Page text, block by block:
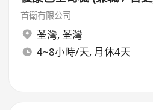
首衛有限公司
荃灣, 荃灣
4~8小時/天, 月休4天